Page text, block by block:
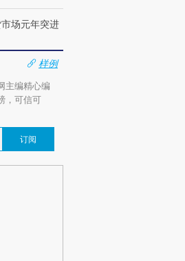
市场元年突进
样例
主编精心编
，可信可
订阅